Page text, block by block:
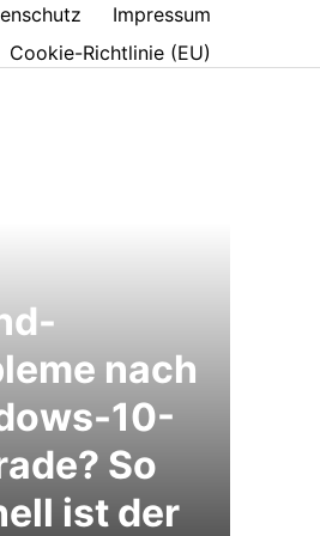
Impressum
Cookie-Richtlinie (EU)
nach
10-
So
ist der